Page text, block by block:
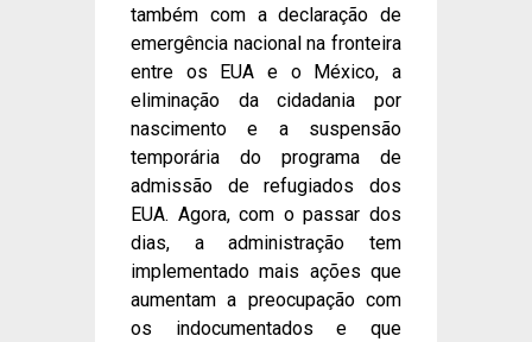
também com a declaração de
emergência nacional na fronteira
entre os EUA e o México, a
eliminação da cidadania por
nascimento e a suspensão
temporária do programa de
admissão de refugiados dos
EUA. Agora, com o passar dos
dias, a administração tem
implementado mais ações que
aumentam a preocupação com
os indocumentados e que